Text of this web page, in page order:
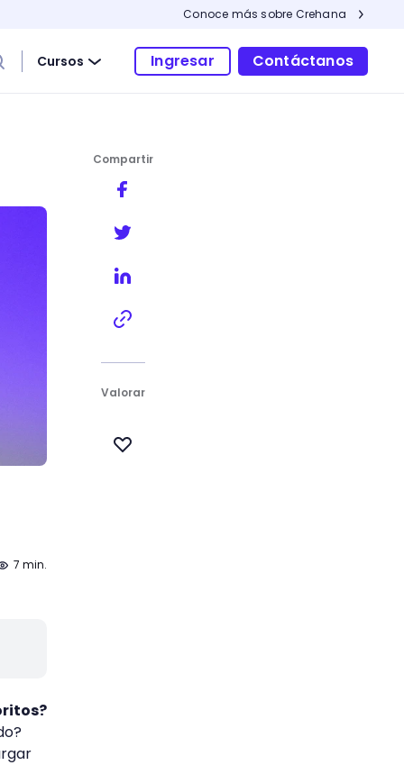
Conoce más sobre Crehana
Cursos Ingresar Contáctanos
7 min.
Compartir
Valorar